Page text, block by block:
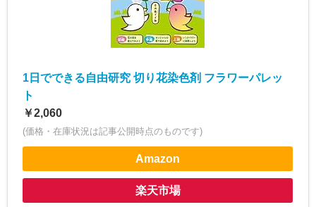
1日でできる自由研究 切り花染色剤 フラワーパレッ
ト
￥2,060
(価格・在庫状況は記事公開時点のものです)
Amazon
楽天市場